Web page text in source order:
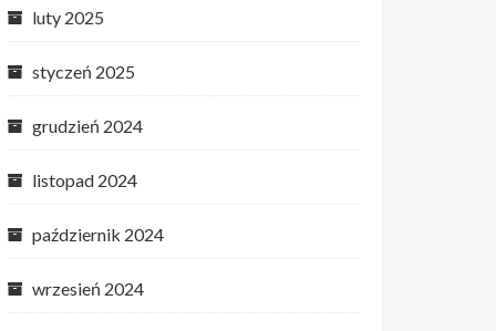
luty 2025
styczeń 2025
grudzień 2024
listopad 2024
październik 2024
wrzesień 2024